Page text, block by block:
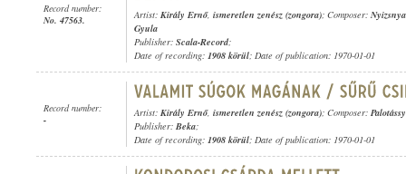
Record number:
No. 47563.
Artist: Király Ernő, ismeretlen zenész (zongora); Composer:
Gyula
Publisher: Scala-Record;
Date of recording: 1908 körül; Date of publication: 1970-01-01
Record number:
-
Artist: Király Ernő, ismeretlen zenész (zongora); Composer:
Publisher: Beka;
Date of recording: 1908 körül; Date of publication: 1970-01-01